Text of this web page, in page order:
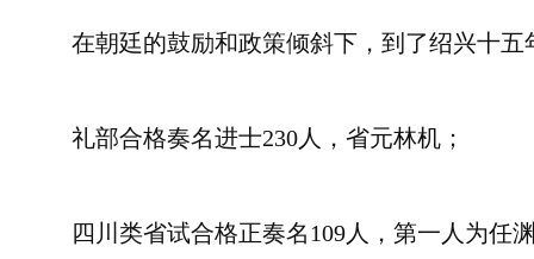
在朝廷的鼓励和政策倾斜下，到了绍兴十
礼部合格奏名进士230人，省元林机；
四川类省试合格正奏名109人，第一人为任